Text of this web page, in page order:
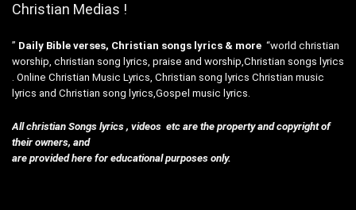
Christian Medias !
” Daily Bible verses, Christian songs lyrics & more “world christian
worship, christian song lyrics, praise and worship,Christian songs lyrics
. Online Christian Music Lyrics, Christian song lyrics Christian music
lyrics and Christian song lyrics,Gospel music lyrics.
All christian Songs lyrics , videos etc are the property and copyright of
their owners, and
are provided here for educational purposes only.